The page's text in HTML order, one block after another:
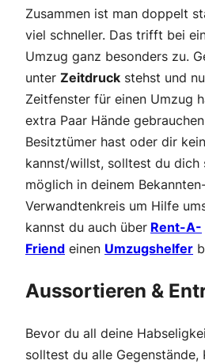
Zusammen ist man doppelt
viel schneller. Das trifft bei
Umzug ganz besonders zu.
unter Zeitdruck stehst und
Zeitfenster für einen Umzug
extra Paar Hände
Besitztümer hast oder dir
kannst/willst, solltest du dich
möglich in deinem
Verwandtenkreis um Hilfe
kannst du auch über Rent-A-
Friend einen Umzugshelfer
Aussortieren &
Bevor du all deine
solltest du alle Gegenstände,